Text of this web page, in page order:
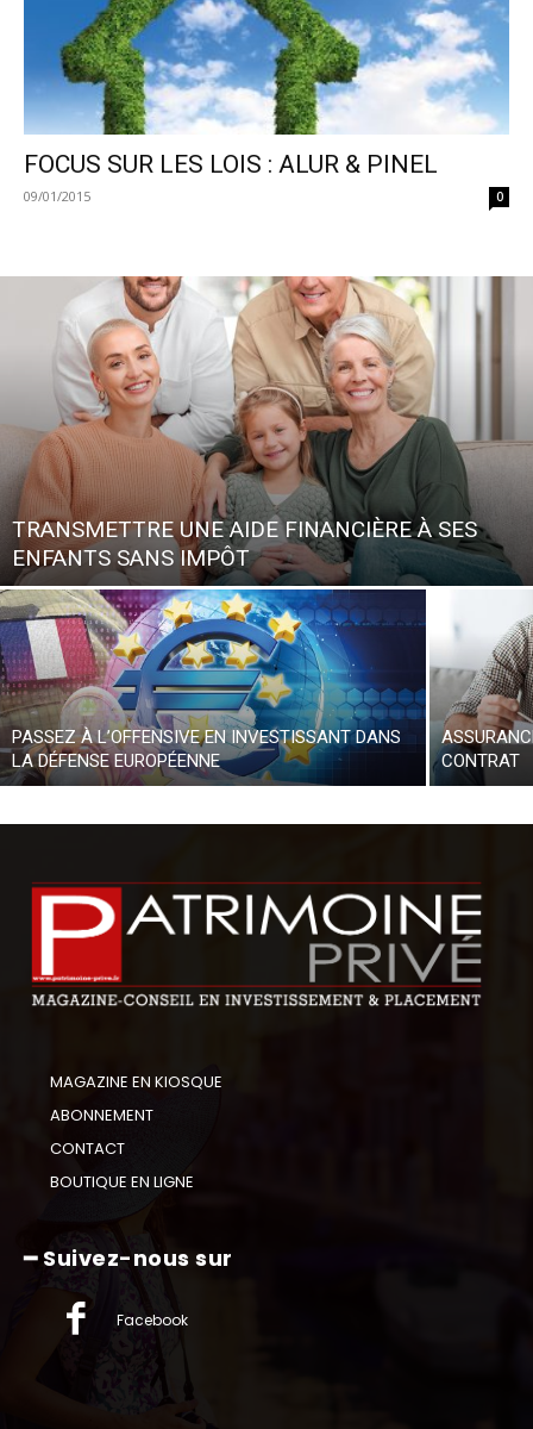
FOCUS SUR LES LOIS : ALUR & PINEL
09/01/2015 0
TRANSMETTRE UNE AIDE FINANCIÈRE À SES
ENFANTS SANS IMPÔT
PASSEZ À L’OFFENSIVE EN INVESTISSANT DANS
LA DÉFENSE EUROPÉENNE
CONTRAT
MAGAZINE EN KIOSQUE
ABONNEMENT
CONTACT
BOUTIQUE EN LIGNE
━ Suivez-nous sur
Facebook